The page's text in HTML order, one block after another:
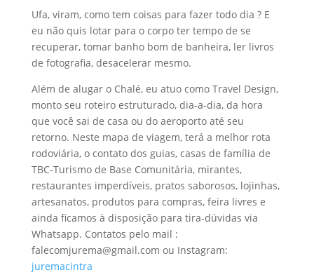
Ufa, viram, como tem coisas para fazer todo dia ? E
eu não quis lotar para o corpo ter tempo de se
recuperar, tomar banho bom de banheira, ler livros
de fotografia, desacelerar mesmo.
Além de alugar o Chalé, eu atuo como Travel Design,
monto seu roteiro estruturado, dia-a-dia, da hora
que você sai de casa ou do aeroporto até seu
retorno. Neste mapa de viagem, terá a melhor rota
rodoviária, o contato dos guias, casas de família de
TBC-Turismo de Base Comunitária, mirantes,
restaurantes imperdíveis, pratos saborosos, lojinhas,
artesanatos, produtos para compras, feira livres e
ainda ficamos à disposição para tira-dúvidas via
Whatsapp. Contatos pelo mail :
falecomjurema@gmail.com ou Instagram:
juremacintra